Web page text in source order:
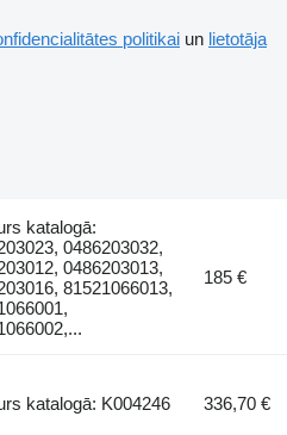
politikai un lietotāja
katalogā:
0486203032,
0486203013,
81521066013,
185 €
katalogā: K004246 336,70 €